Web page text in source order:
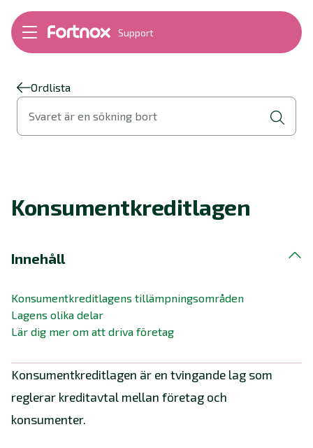
Support
Bokföring
Fakturering
Byt till Fortnox
Felsökning
Support Play
Ordlista
Svaret är en sökning bort
Konsumentkreditlagen
Innehåll
Konsumentkreditlagens tillämpningsområden
Lagens olika delar
Lär dig mer om att driva företag
Konsumentkreditlagen är en tvingande lag som
reglerar kreditavtal mellan företag och
konsumenter.